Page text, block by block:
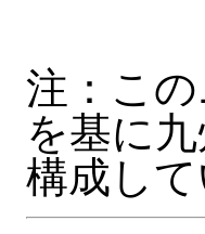
注：この
を基に
構成し